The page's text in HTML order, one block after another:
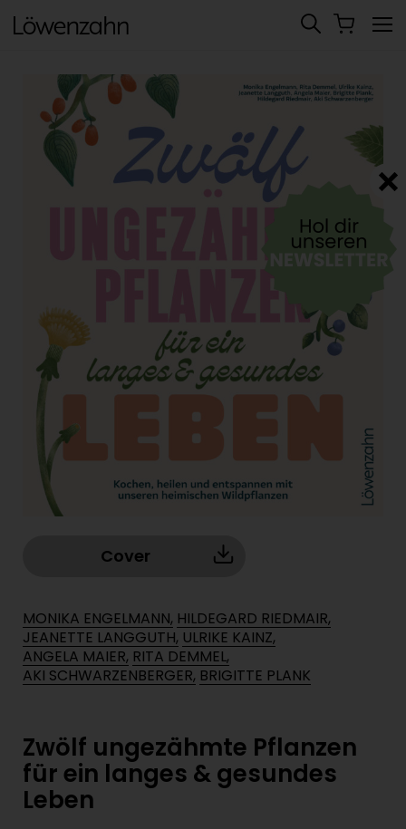
Cover
MONIKA ENGELMANN, HILDEGARD RIEDMAIR,
JEANETTE LANGGUTH, ULRIKE KAINZ,
ANGELA MAIER, RITA DEMMEL,
AKI SCHWARZENBERGER, BRIGITTE PLANK
Zwölf ungezähmte Pflanzen
für ein langes & gesundes
Leben